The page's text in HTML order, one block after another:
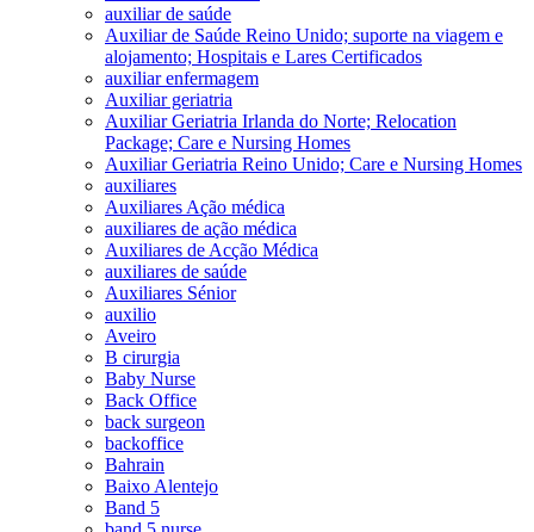
auxiliar de saúde
Auxiliar de Saúde Reino Unido; suporte na viagem e
alojamento; Hospitais e Lares Certificados
auxiliar enfermagem
Auxiliar geriatria
Auxiliar Geriatria Irlanda do Norte; Relocation
Package; Care e Nursing Homes
Auxiliar Geriatria Reino Unido; Care e Nursing Homes
auxiliares
Auxiliares Ação médica
auxiliares de ação médica
Auxiliares de Acção Médica
auxiliares de saúde
Auxiliares Sénior
auxilio
Aveiro
B cirurgia
Baby Nurse
Back Office
back surgeon
backoffice
Bahrain
Baixo Alentejo
Band 5